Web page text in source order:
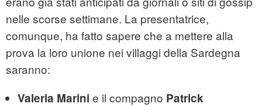
nelle scorse settimane. La presentatrice,
comunque, ha fatto sapere che a mettere alla
prova la loro unione nei villaggi della Sardegna
saranno:
Valeria Marini e il compagno Patrick